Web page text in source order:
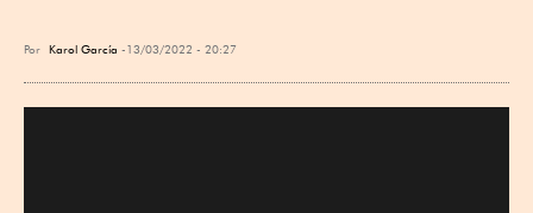
Por Karol García 13/03/2022 - 20:27